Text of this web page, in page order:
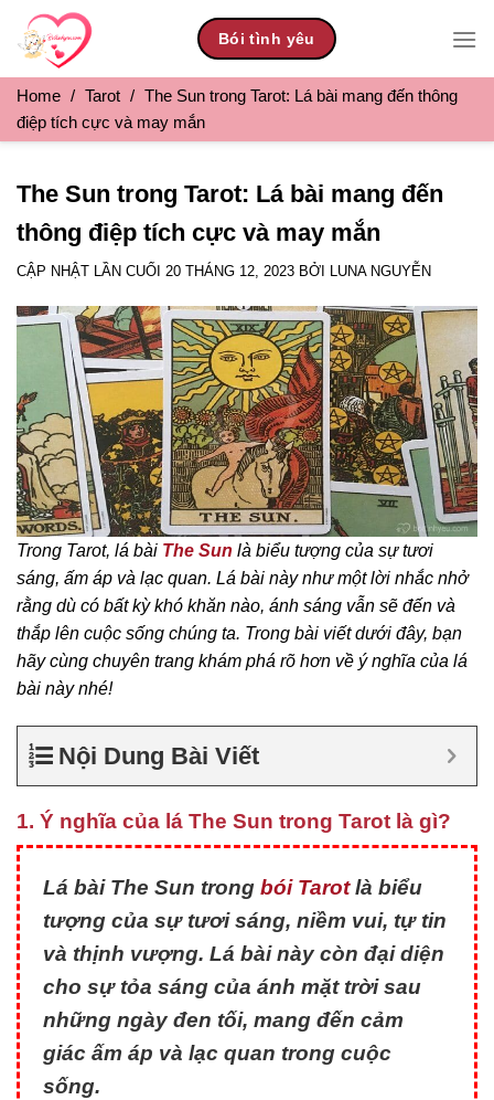
content
Bói tình yêu
Home / Tarot / The Sun trong Tarot: Lá bài mang đến thông
điệp tích cực và may mắn
The Sun trong Tarot: Lá bài mang đến
thông điệp tích cực và may mắn
CẬP NHẬT LẦN CUỐI 20 THÁNG 12, 2023 BỞI LUNA NGUYỄN
Trong Tarot, lá bài The Sun là biểu tượng của sự tươi
sáng, ấm áp và lạc quan. Lá bài này như một lời nhắc nhở
rằng dù có bất kỳ khó khăn nào, ánh sáng vẫn sẽ đến và
thắp lên cuộc sống chúng ta. Trong bài viết dưới đây, bạn
hãy cùng chuyên trang khám phá rõ hơn về ý nghĩa của lá
bài này nhé!
Nội Dung Bài Viết
1. Ý nghĩa của lá The Sun trong Tarot là gì?
Lá bài The Sun trong bói Tarotlà biểu
tượng của sự tươi sáng, niềm vui, tự tin
và thịnh vượng. Lá bài này còn đại diện
cho sự tỏa sáng của ánh mặt trời sau
những ngày đen tối, mang đến cảm
giác ấm áp và lạc quan trong cuộc
sống.